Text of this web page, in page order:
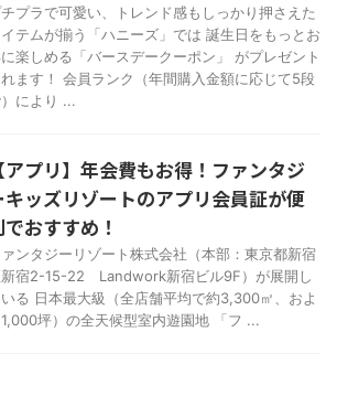
プラで可愛い、トレンド感もしっかり押さえた
テムが揃う「ハニーズ」では 誕生日をもっとお
楽しめる「バースデークーポン」 がプレゼント
ます！ 会員ランク（年間購入金額に応じて5段
により ...
【アプリ】年会費もお得！ファンタジ
キッズリゾートのアプリ会員証が便
おすすめ！
ンタジーリゾート株式会社（本部：東京都新宿
宿2-15-22 Landwork新宿ビル9F）が展開し
る 日本最大級（全店舗平均で約3,300㎡、およ
坪）の全天候型室内遊園地 「フ ...